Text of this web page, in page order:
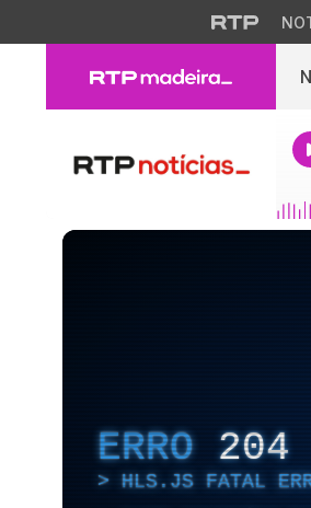
ERRO 204
HLS.JS FATAL